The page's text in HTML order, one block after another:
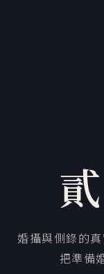
婚攝與側錄的
把準備